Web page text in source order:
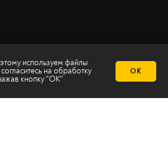
используем файлы
на обработку
кнопку "ОК"
ОК